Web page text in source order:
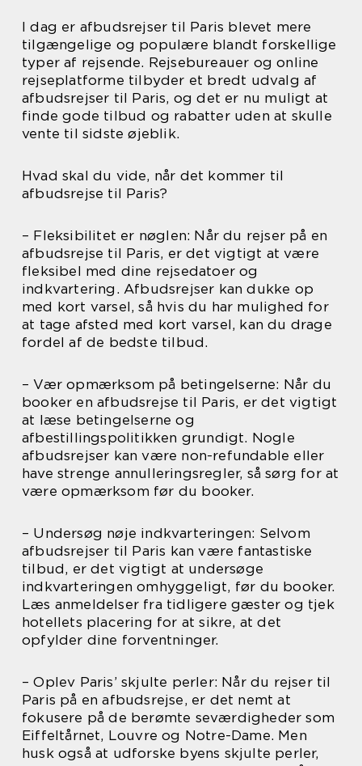
I dag er afbudsrejser til Paris blevet mere
tilgængelige og populære blandt forskellige
typer af rejsende. Rejsebureauer og online
rejseplatforme tilbyder et bredt udvalg af
afbudsrejser til Paris, og det er nu muligt at
finde gode tilbud og rabatter uden at skulle
vente til sidste øjeblik.
Hvad skal du vide, når det kommer til
afbudsrejse til Paris?
– Fleksibilitet er nøglen: Når du rejser på en
afbudsrejse til Paris, er det vigtigt at være
fleksibel med dine rejsedatoer og
indkvartering. Afbudsrejser kan dukke op
med kort varsel, så hvis du har mulighed for
at tage afsted med kort varsel, kan du drage
fordel af de bedste tilbud.
– Vær opmærksom på betingelserne: Når du
booker en afbudsrejse til Paris, er det vigtigt
at læse betingelserne og
afbestillingspolitikken grundigt. Nogle
afbudsrejser kan være non-refundable eller
have strenge annulleringsregler, så sørg for at
være opmærksom før du booker.
– Undersøg nøje indkvarteringen: Selvom
afbudsrejser til Paris kan være fantastiske
tilbud, er det vigtigt at undersøge
indkvarteringen omhyggeligt, før du booker.
Læs anmeldelser fra tidligere gæster og tjek
hotellets placering for at sikre, at det
opfylder dine forventninger.
– Oplev Paris’ skjulte perler: Når du rejser til
Paris på en afbudsrejse, er det nemt at
fokusere på de berømte seværdigheder som
Eiffeltårnet, Louvre og Notre-Dame. Men
husk også at udforske byens skjulte perler,